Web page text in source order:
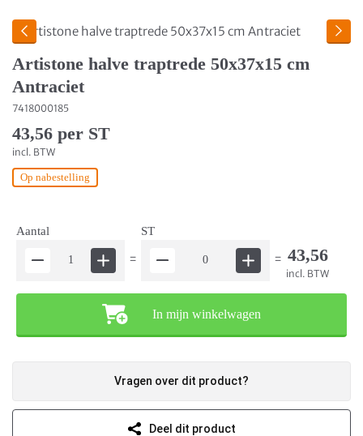
Artistone halve traptrede 50x37x15 cm
Antraciet
7418000185
43,56 per ST
incl. BTW
Op nabestelling
Aantal
=
ST
= 43,56
incl. BTW
In mijn winkelwagen
Vragen over dit product?
Deel dit product